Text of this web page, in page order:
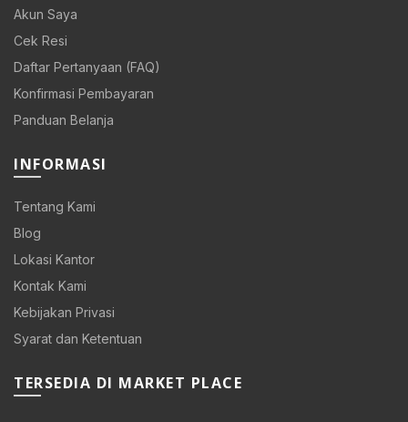
Akun Saya
Cek Resi
Daftar Pertanyaan (FAQ)
Konfirmasi Pembayaran
Panduan Belanja
INFORMASI
Tentang Kami
Blog
Lokasi Kantor
Kontak Kami
Kebijakan Privasi
Syarat dan Ketentuan
TERSEDIA DI MARKET PLACE